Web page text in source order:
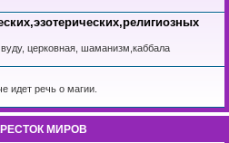
церковная, шаманизм,каббала
идет речь о магии.
МИРОВ